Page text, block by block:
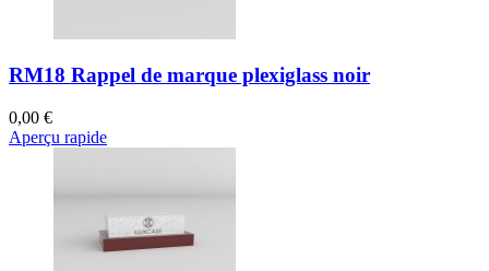
RM18 Rappel de marque plexiglass noir
0,00 €
Aperçu rapide